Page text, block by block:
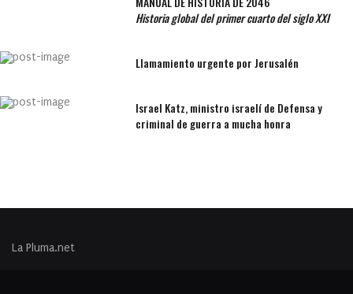
Historia global del primer cuarto del siglo XXI
Llamamiento urgente por Jerusalén
Israel Katz, ministro israelí de Defensa y
criminal de guerra a mucha honra
La Pluma.net